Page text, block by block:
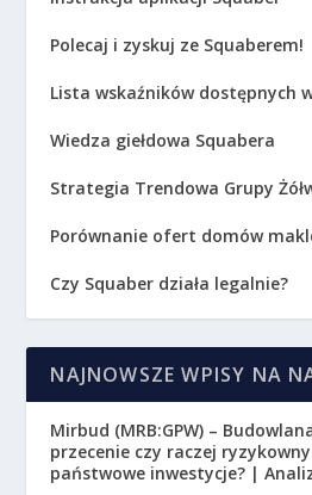
Polecaj i zyskuj ze Squaberem!
Lista wskaźników dostępnych
Wiedza giełdowa Squabera
Strategia Trendowa Grupy
Porównanie ofert domów
Czy Squaber działa legalnie?
NAJNOWSZE WPISY NA
Mirbud (MRB:GPW) –
przecenie czy raczej
państwowe inwestycje? |